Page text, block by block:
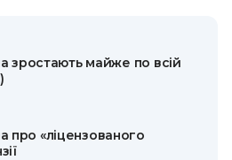
зростають майже по всій
«ліцензованого